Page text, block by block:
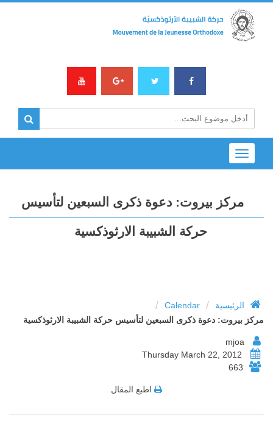
Toggle
navigation
مركز بيروت: دعوة ذكرى السبعين لتأسيس
حركة الشبيبة الارثوذكسية
الرئيسية /
Calendar
/
مركز بيروت: دعوة ذكرى السبعين لتأسيس حركة الشبيبة الارثوذكسية
663
اطبع المقال